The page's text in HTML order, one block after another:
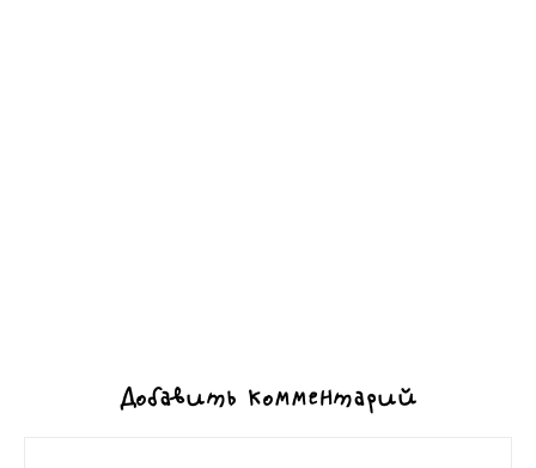
Добавить комментарий